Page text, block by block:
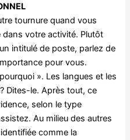
tournure quand vous
votre activité. Plutôt
intitulé de poste, parlez de
pour vous.
». Les langues et les
Dites-le. Après tout, ce
selon le type
Au milieu des autres
comme la